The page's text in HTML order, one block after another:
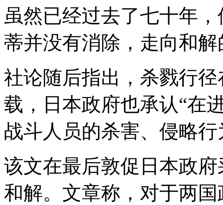
虽然已经过去了七十年
蒂并没有消除，走向和
社论随后指出，杀戮行
载，日本政府也承认“在
战斗人员的杀害、侵略
该文在最后敦促日本政
和解。文章称，对于两